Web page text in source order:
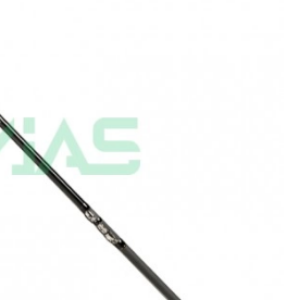
и наживки (0)
сети (99)
снасти (126)